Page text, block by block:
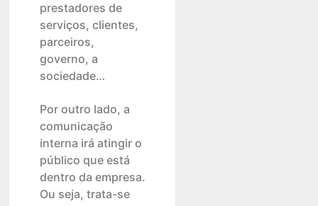
prestadores de
serviços, clientes,
parceiros,
governo, a
sociedade…
Por outro lado, a
comunicação
interna irá atingir o
público que está
dentro da empresa.
Ou seja, trata-se